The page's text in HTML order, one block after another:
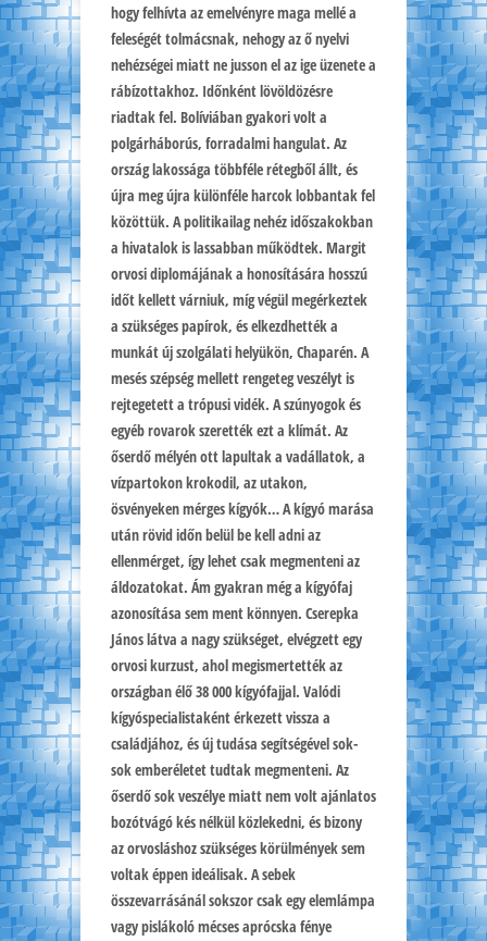
hogy felhívta az emelvényre maga mellé a
feleségét tolmácsnak, nehogy az ő nyelvi
nehézségei miatt ne jusson el az ige üzenete a
rábízottakhoz. Időnként lövöldözésre
riadtak fel. Bolíviában gyakori volt a
polgárháborús, forradalmi hangulat. Az
ország lakossága többféle rétegből állt, és
újra meg újra különféle harcok lobbantak fel
közöttük. A politikailag nehéz időszakokban
a hivatalok is lassabban működtek. Margit
orvosi diplomájának a honosítására hosszú
időt kellett várniuk, míg végül megérkeztek
a szükséges papírok, és elkezdhették a
munkát új szolgálati helyükön, Chaparén. A
mesés szépség mellett rengeteg veszélyt is
rejtegetett a trópusi vidék. A szúnyogok és
egyéb rovarok szerették ezt a klímát. Az
őserdő mélyén ott lapultak a vadállatok, a
vízpartokon krokodil, az utakon,
ösvényeken mérges kígyók… A kígyó marása
után rövid időn belül be kell adni az
ellenmérget, így lehet csak megmenteni az
áldozatokat. Ám gyakran még a kígyófaj
azonosítása sem ment könnyen. Cserepka
János látva a nagy szükséget, elvégzett egy
orvosi kurzust, ahol megismertették az
országban élő 38 000 kígyófajjal. Valódi
kígyóspecialistaként érkezett vissza a
családjához, és új tudása segítségével sok-
sok emberéletet tudtak megmenteni. Az
őserdő sok veszélye miatt nem volt ajánlatos
bozótvágó kés nélkül közlekedni, és bizony
az orvosláshoz szükséges körülmények sem
voltak éppen ideálisak. A sebek
összevarrásánál sokszor csak egy elemlámpa
vagy pislákoló mécses aprócska fénye